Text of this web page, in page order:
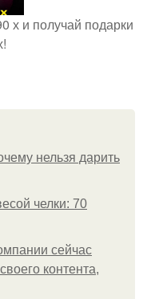
х и получай подарки
нельзя дарить
челки: 70
сейчас
контента,